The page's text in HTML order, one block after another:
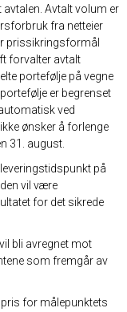
Avtalt volum er
fra netteier
prissikringsformål
forvalter avtalt
portefølje på vegne
er begrenset
ved
ønsker å forlenge
31. august.
på
vil være
for det sikrede
bli avregnet mot
som fremgår av
for målepunktets